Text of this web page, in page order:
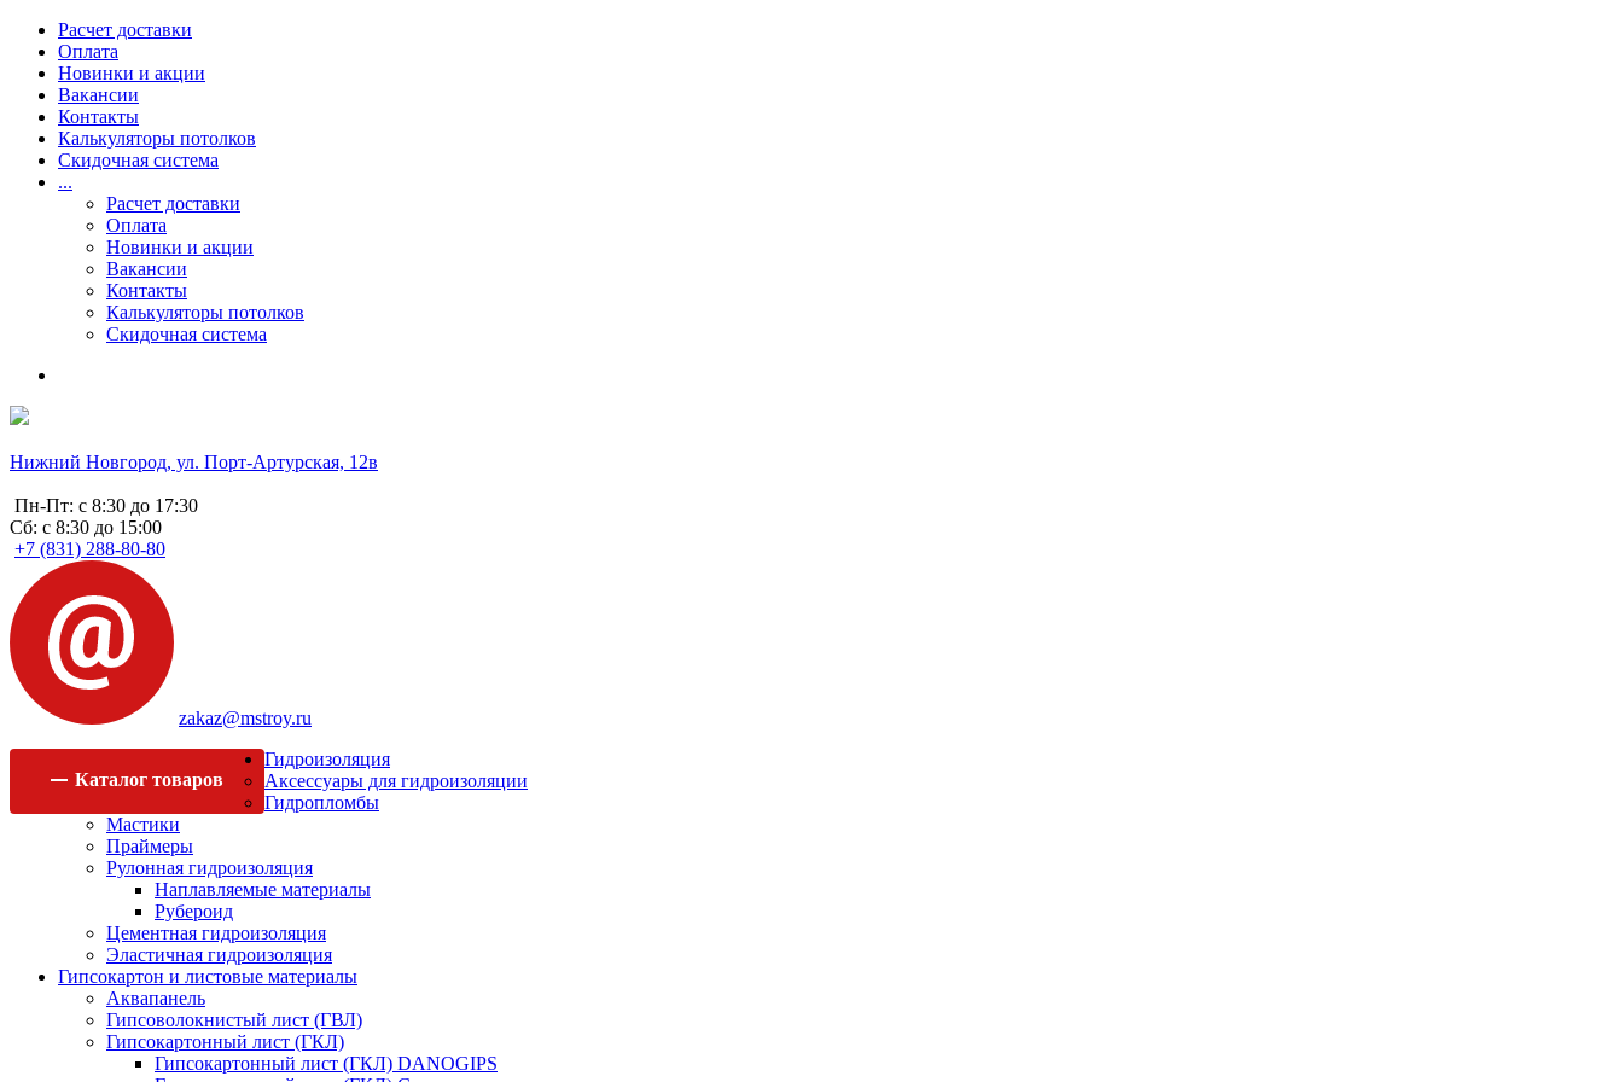
Расчет доставки
Оплата
Новинки и акции
Вакансии
Контакты
Калькуляторы потолков
Скидочная система
...
Расчет доставки
Оплата
Новинки и акции
Вакансии
Контакты
Калькуляторы потолков
Скидочная система
Нижний Новгород, ул. Порт-Артурская, 12в
Пн-Пт: с 8:30 до 17:30
Сб: с 8:30 до 15:00
+7 (831) 288-80-80
zakaz@mstroy.ru
Каталог товаров
Гидроизоляция
Аксессуары для гидроизоляции
Гидропломбы
Мастики
Праймеры
Рулонная гидроизоляция
Наплавляемые материалы
Рубероид
Цементная гидроизоляция
Эластичная гидроизоляция
Гипсокартон и листовые материалы
Аквапанель
Гипсоволокнистый лист (ГВЛ)
Гипсокартонный лист (ГКЛ)
Гипсокартонный лист (ГКЛ) DANOGIPS